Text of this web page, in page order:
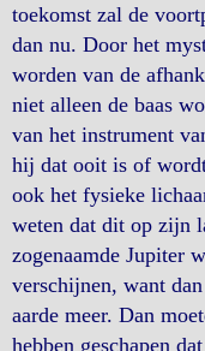
toekomst zal de
dan nu. Door het
worden van de
niet alleen de baas
van het instrument
hij dat ooit is of
ook het fysieke
weten dat dit op zijn
zogenaamde Jupiter
verschijnen, want
aarde meer. Dan
hebben geschapen